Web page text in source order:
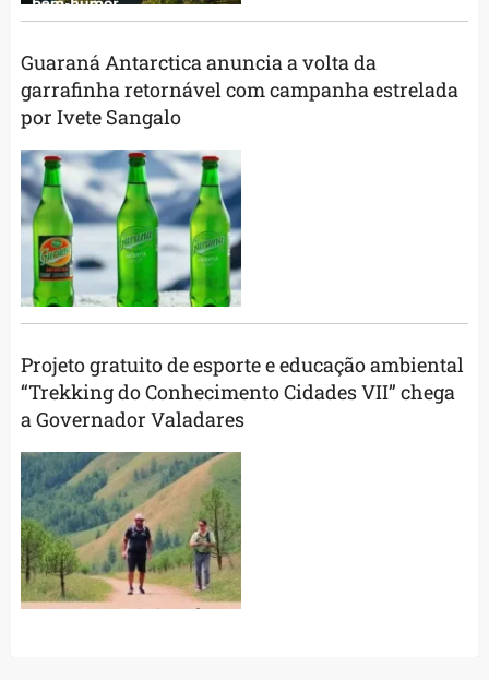
Guaraná Antarctica anuncia a volta da
garrafinha retornável com campanha estrelada
por Ivete Sangalo
Projeto gratuito de esporte e educação ambiental
“Trekking do Conhecimento Cidades VII” chega
a Governador Valadares